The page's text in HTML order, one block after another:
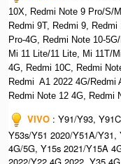
10X, Redmi Note 9 Pro/S/
Redmi 9T, Redmi 9,
Pro-4G, Redmi Note 10-
Mi 11 Lite/11 Lite, Mi 11T/
4G, Redmi 10C, Redmi
Redmi A1 2022 4G/Redmi
Redmi Note 12 4G, Redmi
VIVO : Y91/Y93,
Y53s/Y51 2020/Y51A/Y31,
4G/5G, Y15s 2021/Y15A